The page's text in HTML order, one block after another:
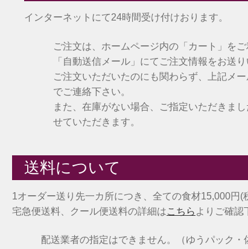
インターネットにて24時間受け付けおります。
ご注文は、ホームページ内の「カート」を
「自動送信メール」にてご注文情報をお送り
ご注文いただいたのにも関わらず、上記メ
でご連絡下さい。
また、在庫がない場合、ご指定いただきま
せていただきます。
送料について
1オーダー送り先一カ所につき、全ての食材15,000円(
宅急便送料、クール便送料の詳細はこちら よりご確認
配送業者の指定はできません。（ゆうパック・